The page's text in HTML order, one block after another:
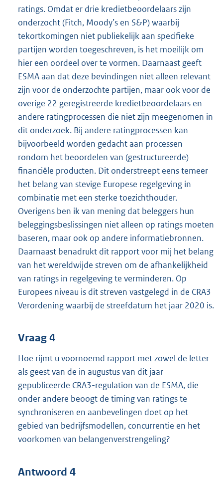
ratings. Omdat er drie kredietbeoordelaars zijn
onderzocht (Fitch, Moody’s en S&P) waarbij
tekortkomingen niet publiekelijk aan specifieke
partijen worden toegeschreven, is het moeilijk om
hier een oordeel over te vormen. Daarnaast geeft
ESMA aan dat deze bevindingen niet alleen relevant
zijn voor de onderzochte partijen, maar ook voor de
overige 22 geregistreerde kredietbeoordelaars en
andere ratingprocessen die niet zijn meegenomen in
dit onderzoek. Bij andere ratingprocessen kan
bijvoorbeeld worden gedacht aan processen
rondom het beoordelen van (gestructureerde)
financiële producten. Dit onderstreept eens temeer
het belang van stevige Europese regelgeving in
combinatie met een sterke toezichthouder.
Overigens ben ik van mening dat beleggers hun
beleggingsbeslissingen niet alleen op ratings moeten
baseren, maar ook op andere informatiebronnen.
Daarnaast benadrukt dit rapport voor mij het belang
van het wereldwijde streven om de afhankelijkheid
van ratings in regelgeving te verminderen. Op
Europees niveau is dit streven vastgelegd in de CRA3
Verordening waarbij de streefdatum het jaar 2020 is.
Vraag 4
Hoe rijmt u voornoemd rapport met zowel de letter
als geest van de in augustus van dit jaar
gepubliceerde CRA3-regulation van de ESMA, die
onder andere beoogt de timing van ratings te
synchroniseren en aanbevelingen doet op het
gebied van bedrijfsmodellen, concurrentie en het
voorkomen van belangenverstrengeling?
Antwoord 4